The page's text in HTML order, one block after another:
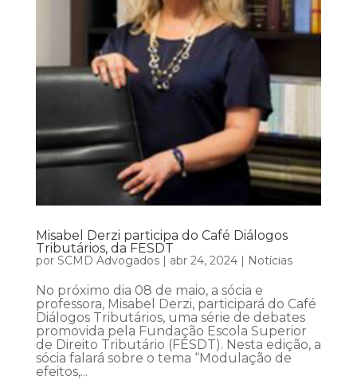
Misabel Derzi participa do Café Diálogos
Tributários, da FESDT
por SCMD Advogados| abr 24, 2024| Notícias
No próximo dia 08 de maio, a sócia e
professora, Misabel Derzi, participará do Café
Diálogos Tributários, uma série de debates
promovida pela Fundação Escola Superior
de Direito Tributário (FESDT). Nesta edição, a
sócia falará sobre o tema “Modulação de
efeitos,...